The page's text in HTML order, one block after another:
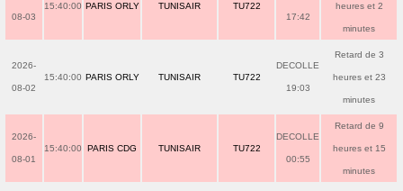
08-03
15:40:00 PARIS ORLY TUNISAIR TU722
17:42
heures et 2
minutes
2026-
08-02
15:40:00 PARIS ORLY TUNISAIR TU722
DECOLLE
19:03
Retard de 3
heures et 23
minutes
2026-
08-01
15:40:00 PARIS CDG TUNISAIR TU722
DECOLLE
00:55
Retard de 9
heures et 15
minutes